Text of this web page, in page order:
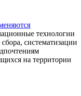
технологии
систематизации
на территории